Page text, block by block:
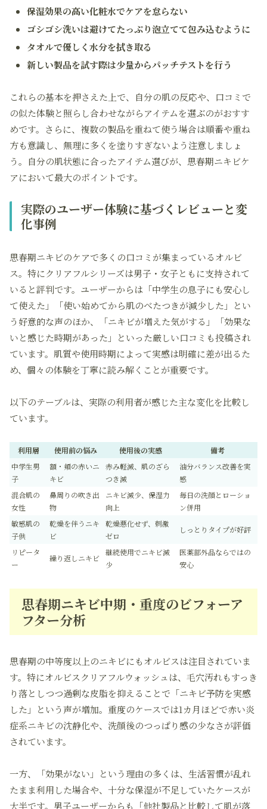
保湿効果の高い化粧水でケアを怠らない
ゴシゴシ洗いは避けてたっぷり泡立てて包み込むように
タオルで優しく水分を拭き取る
新しい製品を試す際は少量からパッチテストを行う
これらの基本を押さえた上で、自分の肌の反応や、口コミで
の似た体験と照らし合わせながらアイテムを選ぶのがおすす
めです。さらに、複数の製品を重ねて使う場合は順番や重ね
方も意識し、無理に多くを塗りすぎないよう注意しましょ
う。自分の肌状態に合ったアイテム選びが、思春期ニキビケ
アにおいて最大のポイントです。
実際のユーザー体験に基づくレビューと変
化事例
思春期ニキビのケアで多くの口コミが集まっているオルビ
ス。特にクリアフルシリーズは男子・女子ともに支持されて
いると評判です。ユーザーからは「中学生の息子にも安心し
て使えた」「使い始めてから肌のべたつきが減少した」とい
う好意的な声のほか、「ニキビが増えた気がする」「効果な
いと感じた時期があった」といった厳しい口コミも投稿され
ています。肌質や使用時期によって実感は明確に差が出るた
め、個々の体験を丁寧に読み解くことが重要です。
以下のテーブルは、実際の利用者が感じた主な変化を比較し
ています。
利用層 使用前の悩み 使用後の実感
備考
中学生男
子
額・頬の赤いニ
キビ
赤み軽減、肌のざら
つき減
油分バランス改善を実
感
混合肌の
女性
鼻周りの吹き出
物
ニキビ減少、保湿力
向上
毎日の洗顔とローショ
ン併用
敏感肌の
子供
乾燥を伴うニキ
ビ
乾燥悪化せず、刺激
ゼロ
しっとりタイプが好評
リピータ
ー
繰り返しニキビ
継続使用でニキビ減
少
医薬部外品ならではの
安心
思春期ニキビ中期・重度のビフォーア
フター分析
思春期の中等度以上のニキビにもオルビスは注目されていま
す。特にオルビスクリアフルウォッシュは、毛穴汚れもすっき
り落としつつ過剰な皮脂を抑えることで「ニキビ予防を実感
した」という声が増加。重度のケースでは1カ月ほどで赤い炎
症系ニキビの沈静化や、洗顔後のつっぱり感の少なさが評価
されています。
一方、「効果がない」という理由の多くは、生活習慣が乱れ
たまま利用した場合や、十分な保湿が不足していたケースが
大半です。男子ユーザーからも「他社製品と比較して肌が落